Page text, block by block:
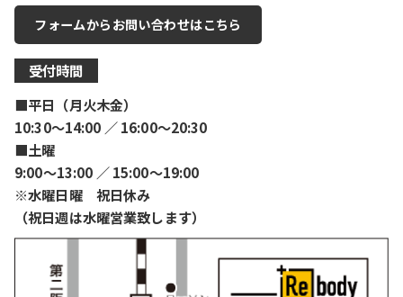
フォームからお問い合わせはこちら
受付時間
■平日（月火木金）
10:30〜14:00 ／ 16:00〜20:30
■土曜
9:00〜13:00 ／ 15:00〜19:00
※水曜日曜 祝日休み
（祝日週は水曜営業致します）